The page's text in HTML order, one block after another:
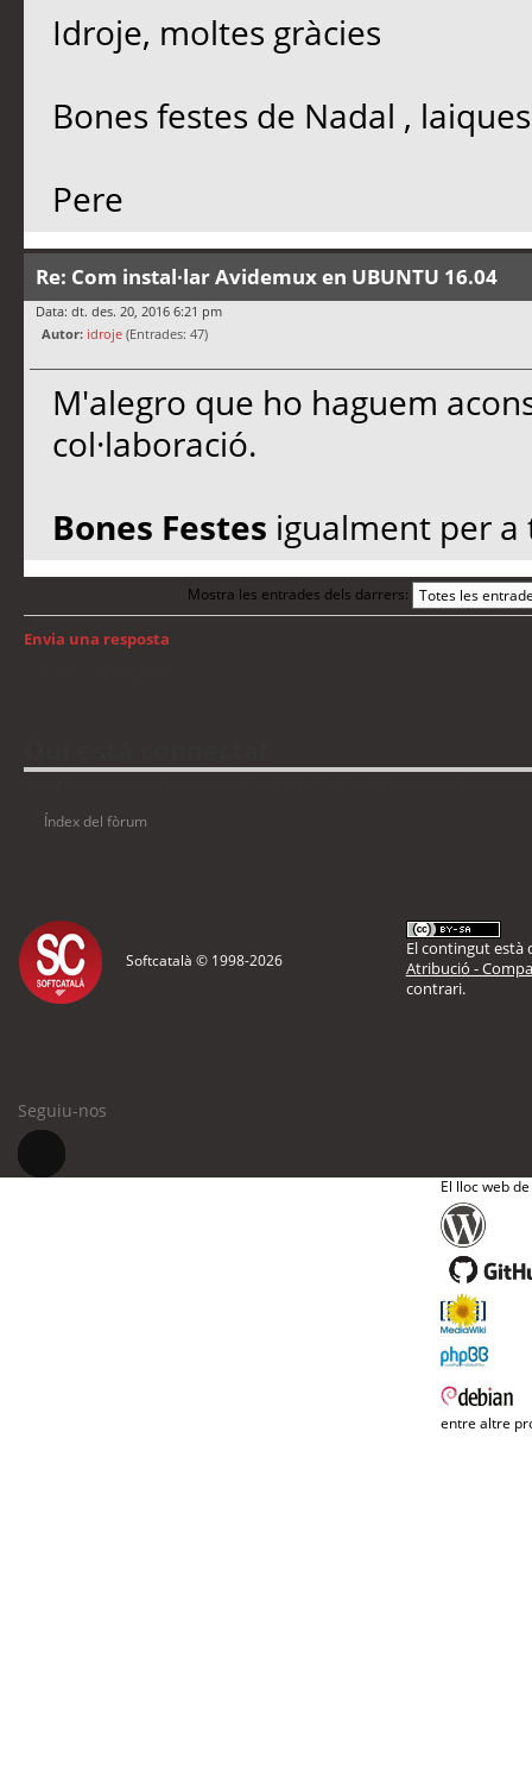
Idroje, moltes gràcies
Bones festes de Nadal ,
Pere
Re: Com instal·lar Avidemux en UBUNTU 16.04
Data: dt. des. 20, 2016 6:21 pm
Autor: idroje (Entrades: 47)
M'alegro que ho haguem
col·laboració.
Bones Festes igualment per a
Mostra les entrades dels darrers:
Envia una resposta
Índex del fòrum
Softcatalà © 1998-2026
El contingut està
Atribució -
contrari.
Seguiu-nos
El lloc web
entre altre